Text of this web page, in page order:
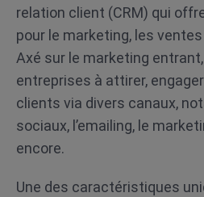
relation client (CRM) qui
pour le marketing, les
Axé sur le marketing
entreprises à attirer,
clients via divers canaux,
sociaux, l’emailing, le
encore.
Une des caractéristiques